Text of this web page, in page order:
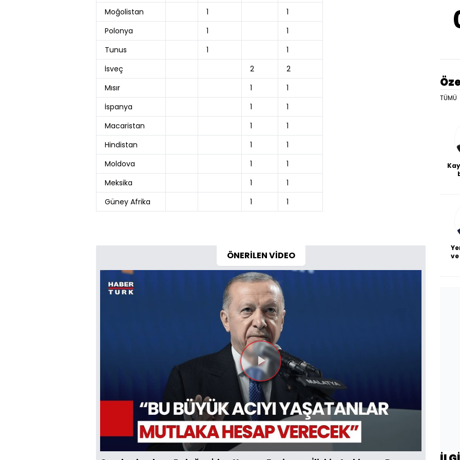
Moğolistan
1
1
Polonya
1
1
Tunus
1
1
İsveç
2
2
Mısır
1
1
İspanya
1
1
Macaristan
1
1
Hindistan
1
1
Moldova
1
1
Meksika
1
1
Güney Afrika
1 1
ÖNERİLEN VİDEO
Videoyu
Oynat
TÜMÜ